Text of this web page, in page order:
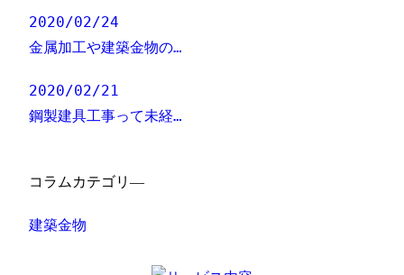
2020/02/24
金属加工や建築金物の…
2020/02/21
鋼製建具工事って未経…
コラムカテゴリ―
建築金物